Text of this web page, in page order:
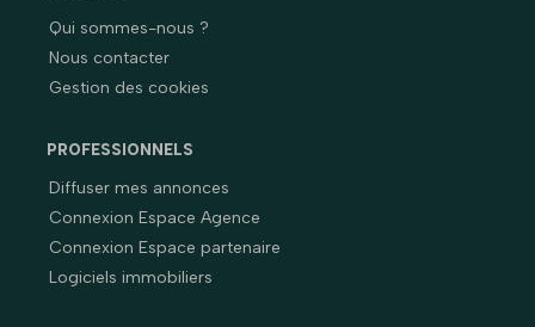
Qui sommes-nous ?
Nous contacter
Gestion des cookies
PROFESSIONNELS
Diffuser mes annonces
Connexion Espace Agence
Connexion Espace partenaire
Logiciels immobiliers